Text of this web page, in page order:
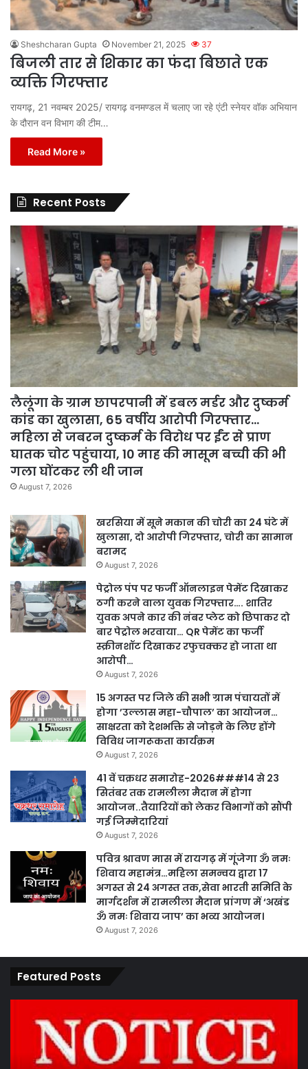
Sheshcharan Gupta November 21, 2025 37
बिजली तार से शिकार का फंदा बिछाते एक
व्यक्ति गिरफ्तार
रायगढ़, 21 नवम्बर 2025/ रायगढ़ वनमण्डल में चलाए जा रहे एंटी स्नेयर वॉक अभियान
के दौरान वन विभाग की टीम…
Read More »
Recent Posts
लैलूंगा के ग्राम छापरपानी में डबल मर्डर और दुष्कर्म
कांड का खुलासा, 65 वर्षीय आरोपी गिरफ्तार…
महिला से जबरन दुष्कर्म के विरोध पर ईंट से प्राण
घातक चोट पहुंचाया, 10 माह की मासूम बच्ची की भी
गला घोंटकर ली थी जान
August 7, 2026
खरसिया में सूने मकान की चोरी का 24 घंटे में
खुलासा, दो आरोपी गिरफ्तार, चोरी का सामान
बरामद
August 7, 2026
पेट्रोल पंप पर फर्जी ऑनलाइन पेमेंट दिखाकर
ठगी करने वाला युवक गिरफ्तार…. शातिर
युवक अपने कार की नंबर प्लेट को छिपाकर दो
बार पेट्रोल भरवाया… QR पेमेंट का फर्जी
स्क्रीनशॉट दिखाकर रफुचक्कर हो जाता था
आरोपी…
August 7, 2026
15 अगस्त पर जिले की सभी ग्राम पंचायतों में
होगा ’उल्लास महा-चौपाल’ का आयोजन…
साक्षरता को देशभक्ति से जोड़ने के लिए होंगे
विविध जागरूकता कार्यक्रम
August 7, 2026
41 वें चक्रधर समारोह-2026###14 से 23
सितंबर तक रामलीला मैदान में होगा
आयोजन..तैयारियों को लेकर विभागों को सौंपी
गई जिम्मेदारियां
August 7, 2026
पवित्र श्रावण मास में रायगढ़ में गूंजेगा ॐ नमः
शिवाय महामंत्र…महिला समन्वय द्वारा 17
अगस्त से 24 अगस्त तक,सेवा भारती समिति के
मार्गदर्शन में रामलीला मैदान प्रांगण में ‘अखंड
ॐ नमः शिवाय जाप’ का भव्य आयोजन।
August 7, 2026
Featured Posts
ठेकेदार